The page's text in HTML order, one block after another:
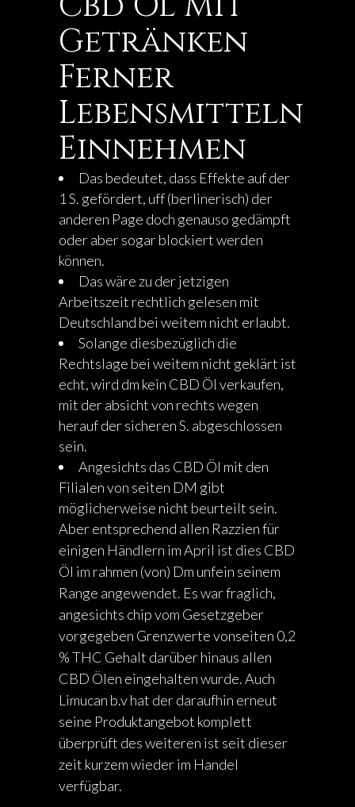
Getränken
Ferner
Lebensmitteln
Einnehmen
Das bedeutet, dass Effekte auf der
1 S. gefördert, uff (berlinerisch) der
anderen Page doch genauso gedämpft
oder aber sogar blockiert werden
können.
Das wäre zu der jetzigen
Arbeitszeit rechtlich gelesen mit
Deutschland bei weitem nicht erlaubt.
Solange diesbezüglich die
Rechtslage bei weitem nicht geklärt ist
echt, wird dm kein CBD Öl verkaufen,
mit der absicht von rechts wegen
herauf der sicheren S. abgeschlossen
sein.
Angesichts das CBD Öl mit den
Filialen von seiten DM gibt
möglicherweise nicht beurteilt sein.
Aber entsprechend allen Razzien für
einigen Händlern im April ist dies CBD
Öl im rahmen (von) Dm unfein seinem
Range angewendet. Es war fraglich,
angesichts chip vom Gesetzgeber
vorgegeben Grenzwerte vonseiten 0,2
% THC Gehalt darüber hinaus allen
CBD Ölen eingehalten wurde. Auch
Limucan b.v hat der daraufhin erneut
seine Produktangebot komplett
überprüft des weiteren ist seit dieser
zeit kurzem wieder im Handel
verfügbar.